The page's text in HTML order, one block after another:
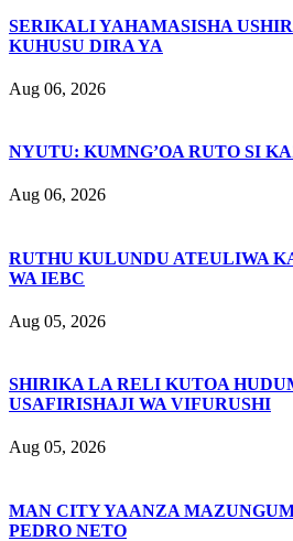
SERIKALI YAHAMASISHA
KUHUSU DIRA YA
Aug 06, 2026
NYUTU: KUMNG’OA RUTO SI
Aug 06, 2026
RUTHU KULUNDU ATEULIWA
WA IEBC
Aug 05, 2026
SHIRIKA LA RELI KUTOA
USAFIRISHAJI WA VIFURUSHI
Aug 05, 2026
MAN CITY YAANZA
PEDRO NETO